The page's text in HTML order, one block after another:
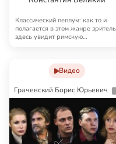
Классический пеплум: как то и
полагается в этом жанре зритель
здесь увидит римскую
Видео
Грачевский Борис Юрьевич